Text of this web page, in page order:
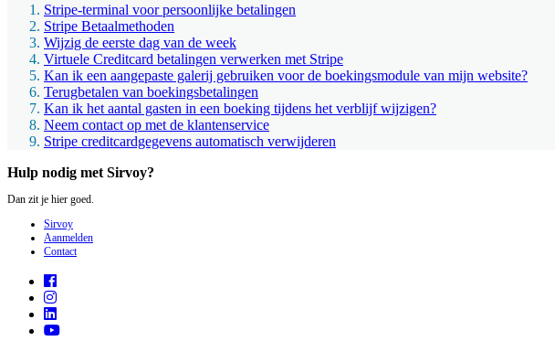
Stripe-terminal voor persoonlijke betalingen
Stripe Betaalmethoden
Wijzig de eerste dag van de week
Virtuele Creditcard betalingen verwerken met Stripe
Kan ik een aangepaste galerij gebruiken voor de boekingsmodule van mijn website?
Terugbetalen van boekingsbetalingen
Kan ik het aantal gasten in een boeking tijdens het verblijf wijzigen?
Neem contact op met de klantenservice
Stripe creditcardgegevens automatisch verwijderen
Hulp nodig met Sirvoy?
Dan zit je hier goed.
Sirvoy
Aanmelden
Contact